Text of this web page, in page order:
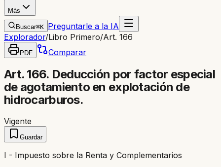
Más
Buscar⌘K Preguntarle a la IA
Explorador/Libro Primero/Art. 166
PDF Comparar
Art. 166. Deducción por factor especial
de agotamiento en explotación de
hidrocarburos.
Vigente
Guardar
I - Impuesto sobre la Renta y Complementarios